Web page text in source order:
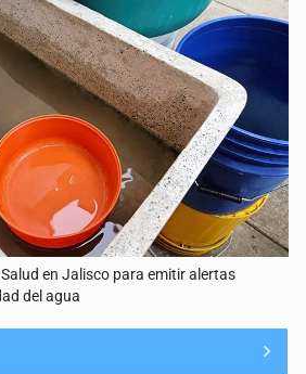
en Jalisco para emitir alertas
del agua